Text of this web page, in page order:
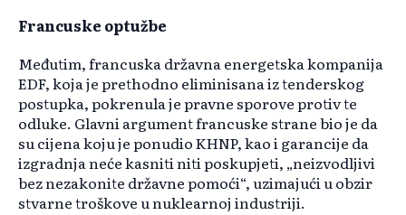
Francuske optužbe
Međutim, francuska državna energetska kompanija
EDF, koja je prethodno eliminisana iz tenderskog
postupka, pokrenula je pravne sporove protiv te
odluke. Glavni argument francuske strane bio je da
su cijena koju je ponudio KHNP, kao i garancije da
izgradnja neće kasniti niti poskupjeti, „neizvodljivi
bez nezakonite državne pomoći“, uzimajući u obzir
stvarne troškove u nuklearnoj industriji.